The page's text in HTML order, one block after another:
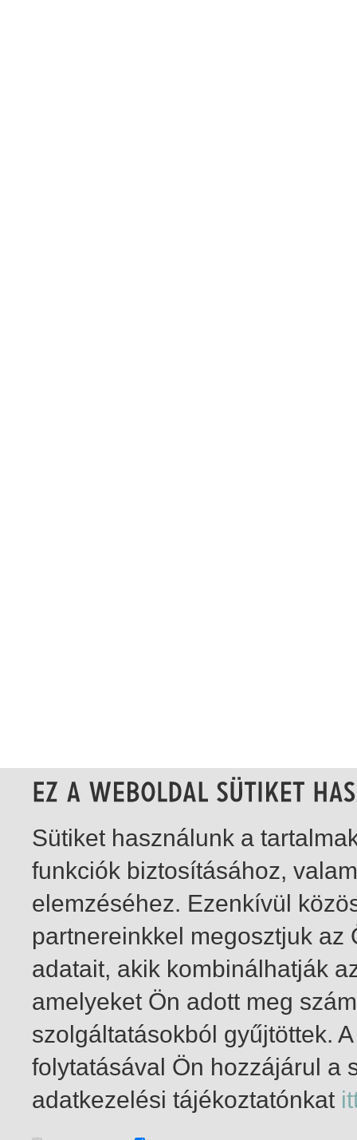
1-2 / összesen 2 találat
Sütiket használunk a
funkciók biztosításához,
elemzéséhez. Ezenkívül
partnereinkkel megosztjuk
adatait, akik kombinálhatják
amelyeket Ön adott meg
szolgáltatásokból gyűjtöttek.
folytatásával Ön hozzájárul a
adatkezelési tájékoztatónkat